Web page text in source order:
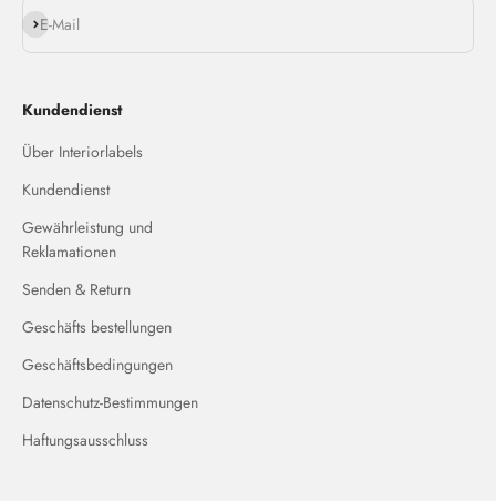
E-Mail
Abonnieren
Kundendienst
Über Interiorlabels
Kundendienst
Gewährleistung und
Reklamationen
Senden & Return
Geschäfts bestellungen
Geschäftsbedingungen
Datenschutz-Bestimmungen
Haftungsausschluss